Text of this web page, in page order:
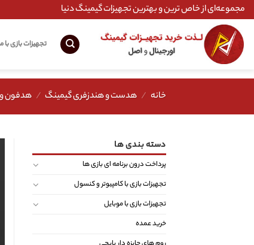
Skip
to
content
مجموعه‌ای از خاص ترین و بهترین تجهیزات گیمینگ دنیا
تجهیزات بازی با
خانه / هدست و هندزفری گیمینگ / هدفون
دسته بندی ها
پرداخت درون برنامه ای بازی ها
تجهیزات بازی با کامپیوتر و کنسول
تجهیزات بازی با موبایل
خرید عمده